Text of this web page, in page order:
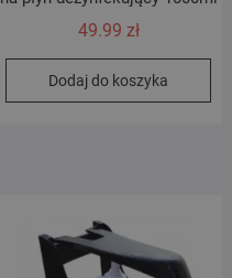
49.99 zł
Dodaj do koszyka